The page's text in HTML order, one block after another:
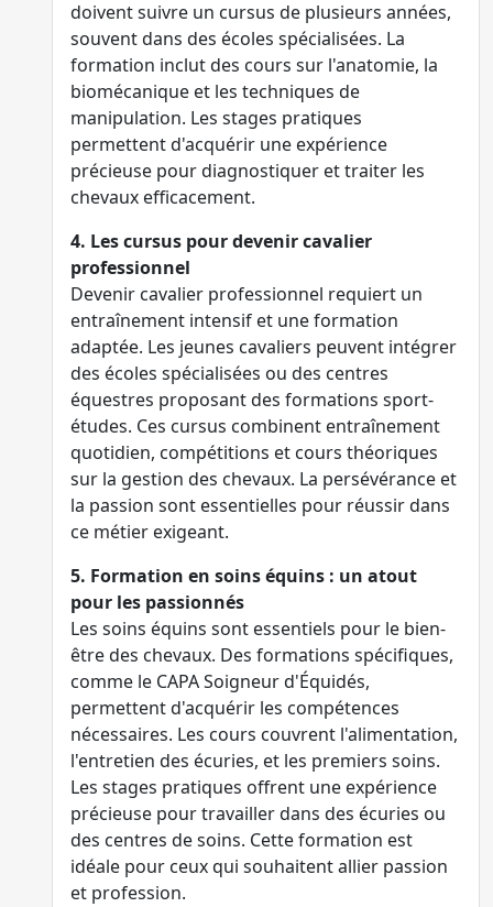
doivent suivre un cursus de plusieurs années,
souvent dans des écoles spécialisées. La
formation inclut des cours sur l'anatomie, la
biomécanique et les techniques de
manipulation. Les stages pratiques
permettent d'acquérir une expérience
précieuse pour diagnostiquer et traiter les
chevaux efficacement.
4. Les cursus pour devenir cavalier
professionnel
Devenir cavalier professionnel requiert un
entraînement intensif et une formation
adaptée. Les jeunes cavaliers peuvent intégrer
des écoles spécialisées ou des centres
équestres proposant des formations sport-
études. Ces cursus combinent entraînement
quotidien, compétitions et cours théoriques
sur la gestion des chevaux. La persévérance et
la passion sont essentielles pour réussir dans
ce métier exigeant.
5. Formation en soins équins : un atout
pour les passionnés
Les soins équins sont essentiels pour le bien-
être des chevaux. Des formations spécifiques,
comme le CAPA Soigneur d'Équidés,
permettent d'acquérir les compétences
nécessaires. Les cours couvrent l'alimentation,
l'entretien des écuries, et les premiers soins.
Les stages pratiques offrent une expérience
précieuse pour travailler dans des écuries ou
des centres de soins. Cette formation est
idéale pour ceux qui souhaitent allier passion
et profession.